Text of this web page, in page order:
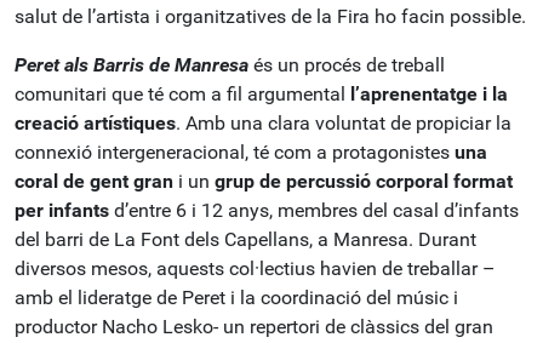
salut de l’artista i organitzatives de la Fira ho facin possible.
Peret als Barris de Manresa és un procés de treball
comunitari que té com a fil argumental l’aprenentatge i la
creació artístiques. Amb una clara voluntat de propiciar la
connexió intergeneracional, té com a protagonistes una
coral de gent gran i un grup de percussió corporal format
per infants d’entre 6 i 12 anys, membres del casal d’infants
del barri de La Font dels Capellans, a Manresa. Durant
diversos mesos, aquests col·lectius havien de treballar –
amb el lideratge de Peret i la coordinació del músic i
productor Nacho Lesko- un repertori de clàssics del gran